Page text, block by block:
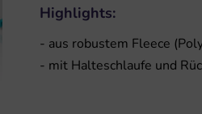
Highlights:
- aus robustem Fleece
- mit Halteschlaufe und